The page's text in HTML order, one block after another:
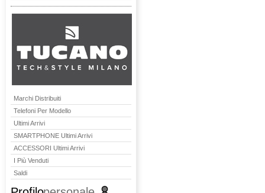
Marchi Distribuiti
Telefoni Per Modello
Ultimi Arrivi
SMARTPHONE Ultimi Arrivi
ACCESSORI Ultimi Arrivi
I Più Venduti
Saldi